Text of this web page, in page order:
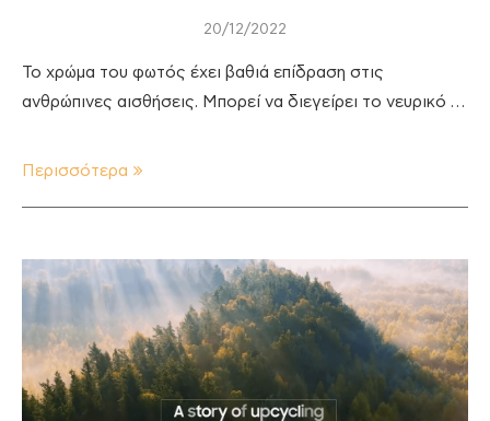
20/12/2022
Το χρώμα του φωτός έχει βαθιά επίδραση στις
ανθρώπινες αισθήσεις. Μπορεί να διεγείρει το νευρικό …
Περισσότερα